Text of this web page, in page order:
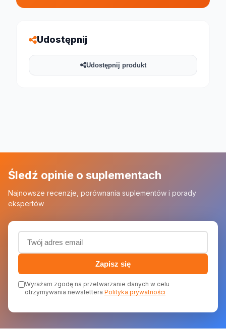
Udostępnij
Udostępnij produkt
Śledź opinie o suplementach
Najnowsze recenzje, porównania suplementów i porady
ekspertów
Adres email (wymagany)
Zapisz się
Wyrażam zgodę na przetwarzanie danych w celu
otrzymywania newslettera Polityka prywatności